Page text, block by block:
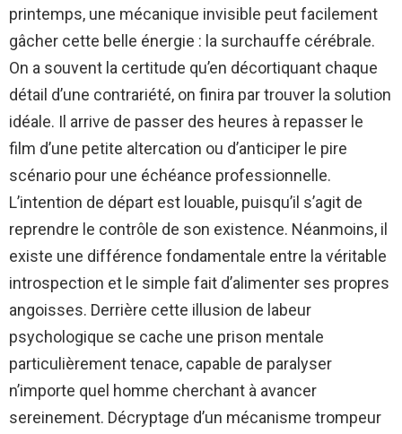
printemps, une mécanique invisible peut facilement
gâcher cette belle énergie : la surchauffe cérébrale.
On a souvent la certitude qu’en décortiquant chaque
détail d’une contrariété, on finira par trouver la solution
idéale. Il arrive de passer des heures à repasser le
film d’une petite altercation ou d’anticiper le pire
scénario pour une échéance professionnelle.
L’intention de départ est louable, puisqu’il s’agit de
reprendre le contrôle de son existence. Néanmoins, il
existe une différence fondamentale entre la véritable
introspection et le simple fait d’alimenter ses propres
angoisses. Derrière cette illusion de labeur
psychologique se cache une prison mentale
particulièrement tenace, capable de paralyser
n’importe quel homme cherchant à avancer
sereinement. Décryptage d’un mécanisme trompeur